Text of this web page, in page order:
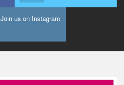
Join us on Instagram